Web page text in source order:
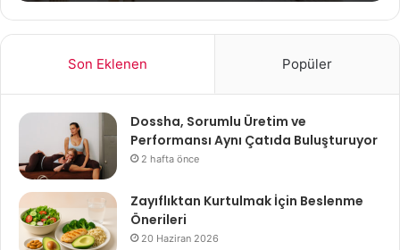
Son Eklenen Popüler
Dossha, Sorumlu Üretim ve
Performansı Aynı Çatıda Buluşturuyor
2 hafta önce
Zayıflıktan Kurtulmak İçin Beslenme
Önerileri
20 Haziran 2026